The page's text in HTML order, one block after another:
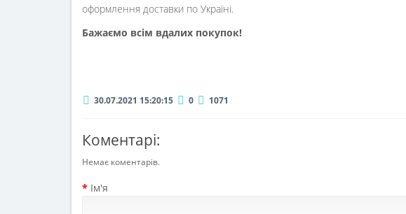
оформлення доставки по Україні.
Бажаємо всім вдалих покупок!
30.07.2021 15:20:15 0 1071
Коментарі:
Немає коментарів.
Ім'я